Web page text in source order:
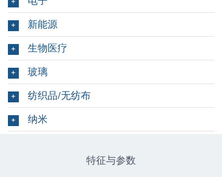
新能源
生物医疗
玻璃
纺织品/无纺布
纳米
特征与参数